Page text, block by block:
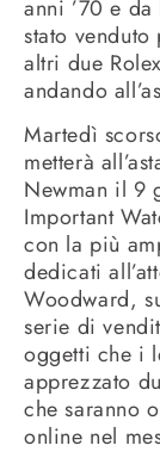
anni ’70 e
stato
altri due
andando
Martedì
metterà
Newman il 9
Important
con la più
dedicati
Woodward,
serie di
oggetti che i
apprezzato
che saranno
online nel